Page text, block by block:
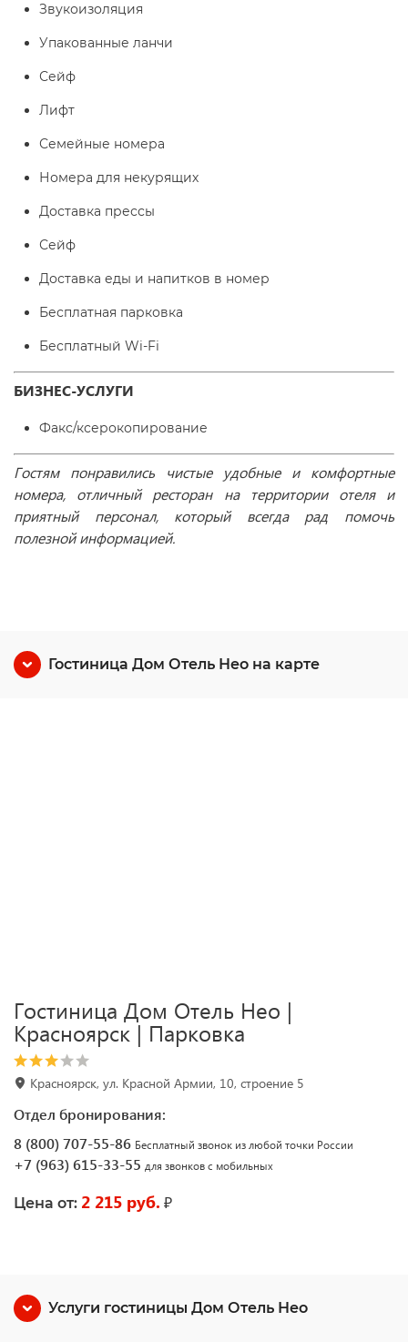
Звукоизоляция
Упакованные ланчи
Сейф
Лифт
Семейные номера
Номера для некурящих
Доставка прессы
Сейф
Доставка еды и напитков в номер
Бесплатная парковка
Бесплатный Wi-Fі
БИЗНЕС-УСЛУГИ
Факс/ксерокопирование
Гостям понравились чистые удобные и комфортные
номера, отличный ресторан на территории отеля и
приятный персонал, который всегда рад помочь
полезной информацией.
Гостиница Дом Отель Нео на карте
Гостиница Дом Отель Нео |
Красноярск | Парковка
Красноярск, ул. Красной Армии, 10, строение 5
Отдел бронирования:
8 (800) 707-55-86 Бесплатный звонок из любой точки России
+7 (963) 615-33-55 для звонков с мобильных
Цена от: 2 215 руб. ₽
Услуги гостиницы Дом Отель Нео